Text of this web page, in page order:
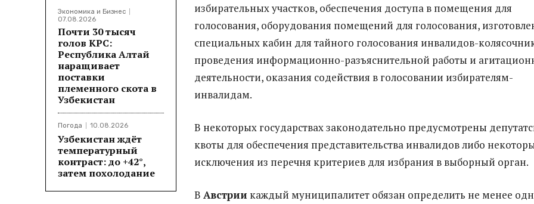
Экономика и Бизнес
07.08.2026
Почти 30 тысяч
голов КРС:
Республика Алтай
наращивает
поставки
племенного скота в
Узбекистан
Погода 10.08.2026
Узбекистан ждёт
температурный
контраст: до +42°,
затем похолодание
избирательных участков, обеспечения доступа в помещения для
голосования, оборудования помещений для голосования,
специальных кабин для тайного голосования инвалидов-
проведения информационно-разъяснительной работы и
деятельности, оказания содействия в голосовании избирателям-
инвалидам.
В некоторых государствах законодательно предусмотрены
квоты для обеспечения представительства инвалидов либо
исключения из перечня критериев для избрания в выборный орган.
В Австрии каждый муниципалитет обязан определить не менее